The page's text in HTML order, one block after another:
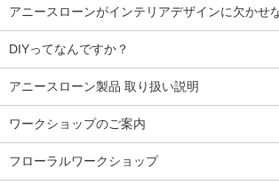
アニースローンがインテリアデザインに欠かせ
DIYってなんですか？
アニースローン製品 取り扱い説明
ワークショップのご案内
フローラルワークショップ